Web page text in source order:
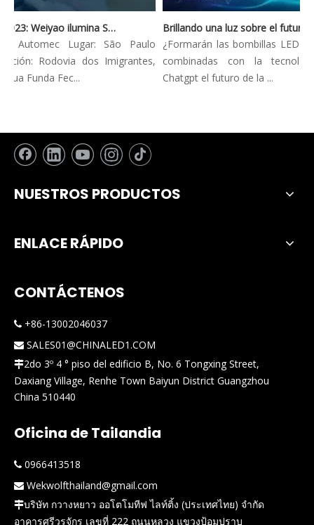
Automec 2023: Weiyao ilumina São Paulo Expo
Automec Lugar: São Paulo
Rodovia dos Imigrantes,
Funda Fec...
Brillando una luz sobre el futuro: tendencias innovadoras en la iluminación automotriz
¿Formarán las bombillas LED de
combinadas con la
Chatgpt el futuro de la ...
NUESTROS PRODUCTOS
ENLACE RÁPIDO
CONTÁCTENOS
 +86-13002046037
 SALES01@CHINALED1.COM
2do 3º 4 ° piso del edificio B, No. 6 Tongxing Street,
Daxiang Village, Renhe Town Baiyun District Guangzhou
China 510440
Oficina de Tailandia
 0966413518
 Wekwolfthailand@gmail.com
บริษัท กวางหยาว ออโตโมทีฟ ไลท์ติ้ง (ประเทศไทย) จำกัด
อาคารศรีวรจักร เลขที่ 222 ถนนหลวง แขวงป้อมปราบ